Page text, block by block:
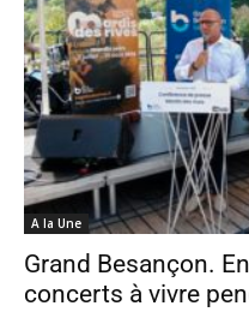
A la Une
Grand Besançon.
concerts à vivre